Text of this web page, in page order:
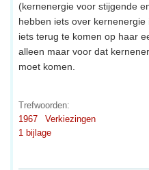
(kernenergie voor stijgende
hebben iets over
iets terug te komen op haar
alleen maar voor dat
moet komen.
Trefwoorden:
1967
Verkiezingen
1 bijlage